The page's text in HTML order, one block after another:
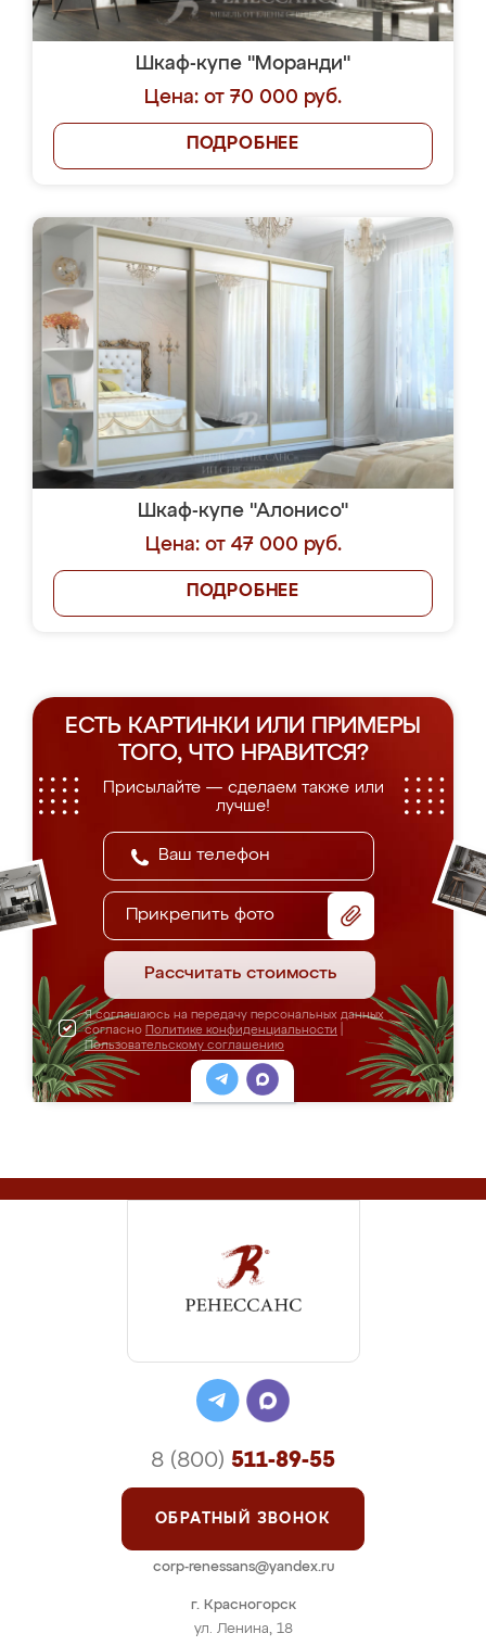
Шкаф-купе "Моранди"
Цена: от 70 000 руб.
ПОДРОБНЕЕ
Шкаф-купе "Алонисо"
Цена: от 47 000 руб.
ПОДРОБНЕЕ
ЕСТЬ КАРТИНКИ ИЛИ ПРИМЕРЫ
ТОГО, ЧТО НРАВИТСЯ?
Присылайте — сделаем также или
лучше!
Прикрепить фото
Рассчитать стоимость
Я соглашаюсь на передачу персональных данных
согласно Политике конфиденциальности
Пользовательскому соглашению
г. Красногорск
ул. Ленина, 18
8 (800) 511-89-55
ОБРАТНЫЙ ЗВОНОК
corp-renessans@yandex.ru